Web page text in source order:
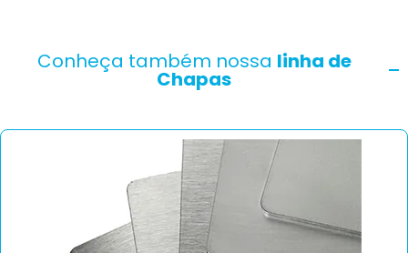
Conheça também nossa linha de
Chapas